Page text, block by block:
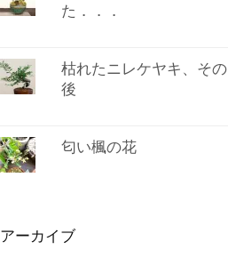
た．．．
枯れたニレケヤキ、その
後
匂い楓の花
アーカイブ